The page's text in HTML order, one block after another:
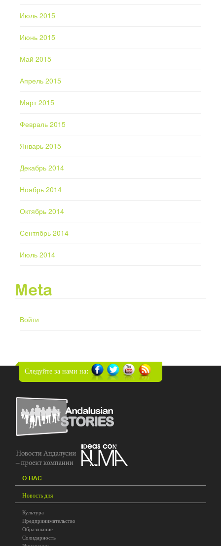
Июль 2015
Июнь 2015
Май 2015
Апрель 2015
Март 2015
Февраль 2015
Январь 2015
Декабрь 2014
Ноябрь 2014
Октябрь 2014
Сентябрь 2014
Июль 2014
Meta
Войти
Следуйте за нами на:
O HAC
Новость дня
Культура
Предпринимательство
Образование
Солидарность